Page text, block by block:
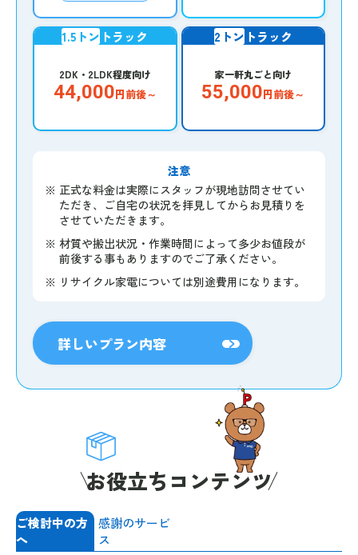
1.5トン トラック
2DK・2LDK程度向け
44,000円前後～
2トン トラック
家一軒丸ごと向け
55,000円前後～
注意
※ 正式な料金は実際にスタッフが現地訪問させてい
ただき、ご自宅の状況を拝見してからお見積りを
させていただきます。
※ 材質や搬出状況・作業時間によって多少お値段が
前後する事もありますのでご了承ください。
※ リサイクル家電については別途費用になります。
詳しいプラン内容
お役立ちコンテンツ
ご検討中の方
へ
感謝のサービ
ス